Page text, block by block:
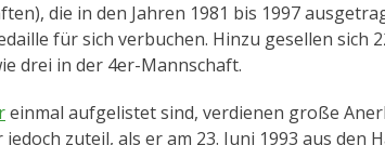
die in den Jahren 1981 bis 1997
für sich verbuchen. Hinzu gesellen sich
drei in der 4er-Mannschaft.
einmal aufgelistet sind, verdienen große
zuteil, als er am 23. Juni 1993 aus den